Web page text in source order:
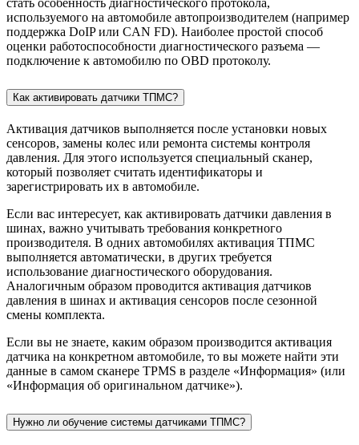
стать особенность диагностического протокола,
используемого на автомобиле автопроизводителем (например
поддержка DoIP или CAN FD). Наиболее простой способ
оценки работоспособности диагностического разъема —
подключение к автомобилю по OBD протоколу.
Как активировать датчики ТПМС?
Активация датчиков выполняется после установки новых
сенсоров, замены колес или ремонта системы контроля
давления. Для этого используется специальный сканер,
который позволяет считать идентификаторы и
зарегистрировать их в автомобиле.
Если вас интересует, как активировать датчики давления в
шинах, важно учитывать требования конкретного
производителя. В одних автомобилях активация ТПМС
выполняется автоматически, в других требуется
использование диагностического оборудования.
Аналогичным образом проводится активация датчиков
давления в шинах и активация сенсоров после сезонной
смены комплекта.
Если вы не знаете, каким образом производится активация
датчика на конкретном автомобиле, то вы можете найти эти
данные в самом сканере TPMS в разделе «Информация» (или
«Информация об оригинальном датчике»).
Нужно ли обучение системы датчиками ТПМС?